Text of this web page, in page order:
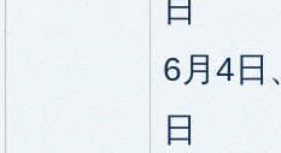
日
6月4日
日